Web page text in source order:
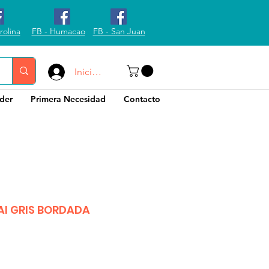
FB - Humacao FB - San Juan
Iniciar sesión
Primera Necesidad Contacto
GRIS BORDADA